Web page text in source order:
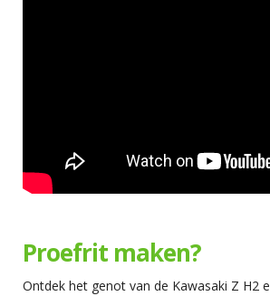
Proefrit maken?
Ontdek het genot van de Kawasaki Z H2